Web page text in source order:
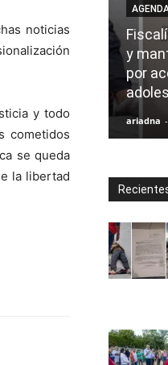
noticias
y todo
cometidos
se queda
la libertad
y
por
ariadna -